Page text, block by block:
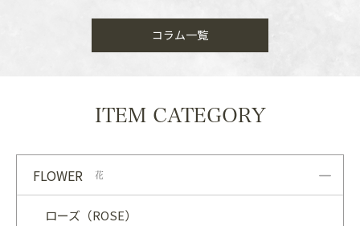
コラム一覧
ITEM CATEGORY
FLOWER 花
ローズ（ROSE）